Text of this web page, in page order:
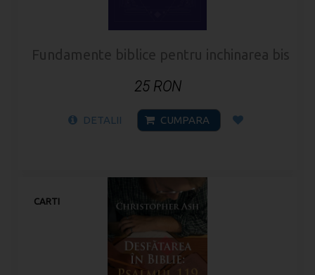
Fundamente biblice pentru inchinarea
25 RON
DETALII CUMPARA
CARTI